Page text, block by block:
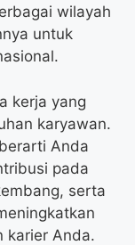
wilayah
untuk
kerja yang
karyawan.
Anda
pada
serta
karier Anda.